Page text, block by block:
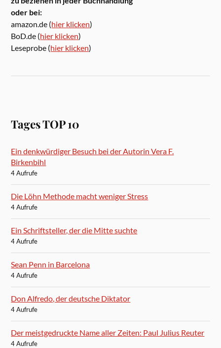
oder bei:
amazon.de (hier klicken)
BoD.de (hier klicken)
Leseprobe (hier klicken)
Tages TOP 10
Ein denkwürdiger Besuch bei der Autorin Vera F.
Birkenbihl
4 Aufrufe
Die Löhn Methode macht weniger Stress
4 Aufrufe
Ein Schriftsteller, der die Mitte suchte
4 Aufrufe
Sean Penn in Barcelona
4 Aufrufe
Don Alfredo, der deutsche Diktator
4 Aufrufe
Der meistgedruckte Name aller Zeiten: Paul Julius Reuter
4 Aufrufe